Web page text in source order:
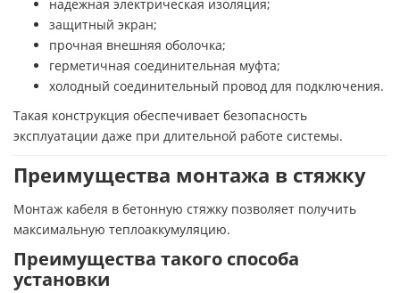
надежная электрическая изоляция;
защитный экран;
прочная внешняя оболочка;
герметичная соединительная муфта;
холодный соединительный провод для подключения.
Такая конструкция обеспечивает безопасность
эксплуатации даже при длительной работе системы.
Преимущества монтажа в стяжку
Монтаж кабеля в бетонную стяжку позволяет получить
максимальную теплоаккумуляцию.
Преимущества такого способа
установки